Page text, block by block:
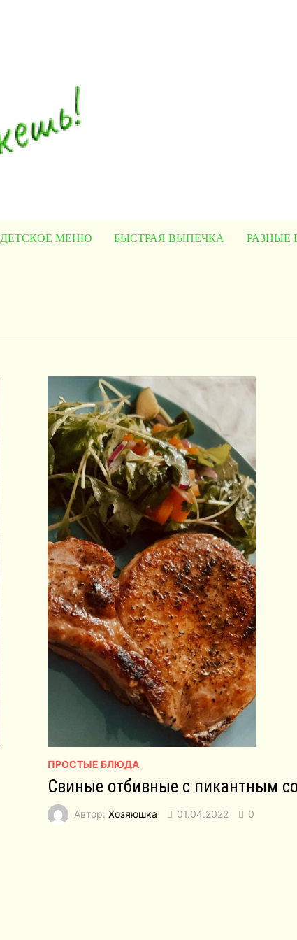
ДЕТСКОЕ МЕНЮ БЫСТРАЯ ВЫПЕЧКА РАЗНЫЕ
ПРОСТЫЕ БЛЮДА
Свиные отбивные с пикантным
Автор: Хозяюшка 01.04.2022 0